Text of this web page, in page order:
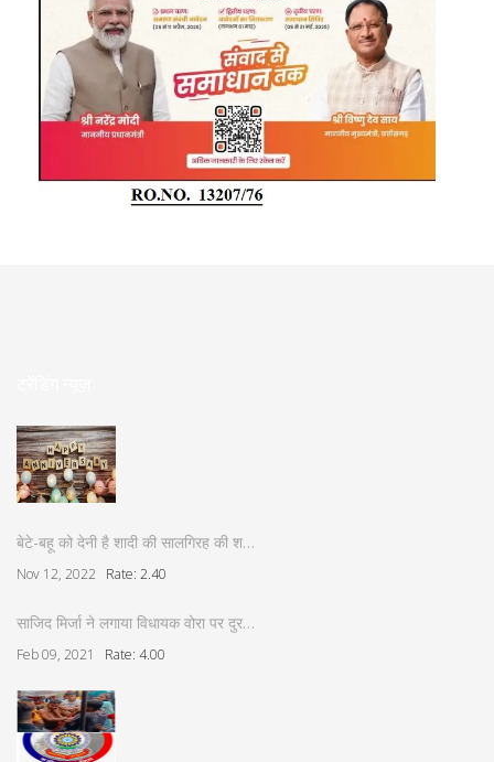
बेटे-बहू को देनी है शादी की सालगिरह की श…
Nov 12, 2022 Rate: 2.40
साजिद मिर्जा ने लगाया विधायक वोरा पर दुर…
Feb 09, 2021 Rate: 4.00